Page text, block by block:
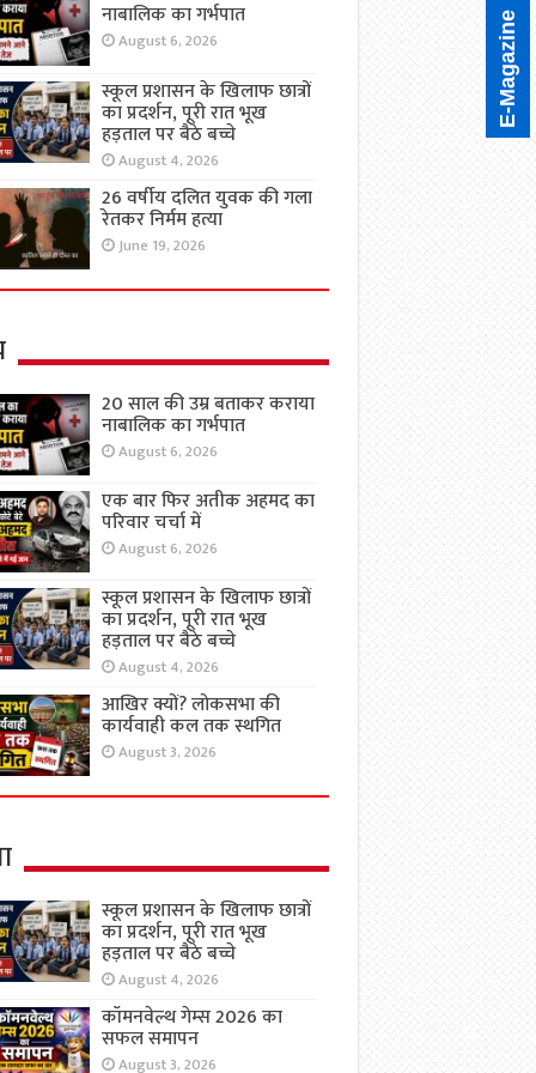
नाबालिक का गर्भपात
August 6, 2026
स्कूल प्रशासन के खिलाफ छात्रों
का प्रदर्शन, पूरी रात भूख
हड़ताल पर बैठे बच्चे
August 4, 2026
26 वर्षीय दलित युवक की गला
रेतकर निर्मम हत्या
June 19, 2026
20 साल की उम्र बताकर कराया
नाबालिक का गर्भपात
August 6, 2026
एक बार फिर अतीक अहमद का
परिवार चर्चा में
August 6, 2026
स्कूल प्रशासन के खिलाफ छात्रों
का प्रदर्शन, पूरी रात भूख
हड़ताल पर बैठे बच्चे
August 4, 2026
आखिर क्यों? लोकसभा की
कार्यवाही कल तक स्थगित
August 3, 2026
स्कूल प्रशासन के खिलाफ छात्रों
का प्रदर्शन, पूरी रात भूख
हड़ताल पर बैठे बच्चे
August 4, 2026
कॉमनवेल्थ गेम्स 2026 का
सफल समापन
August 3, 2026
E-Magazine